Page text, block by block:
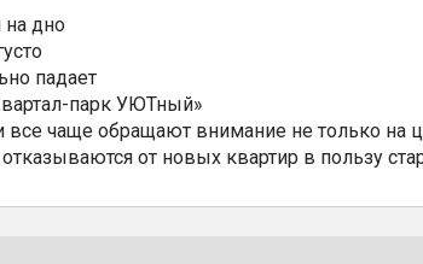
дно
падает
парк УЮТный»
чаще обращают внимание не только на
от новых квартир в пользу